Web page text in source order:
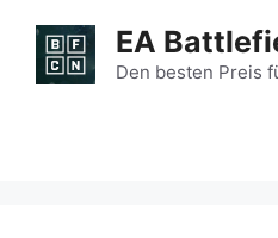
Inhalt
springen
EA
Den besten Preis